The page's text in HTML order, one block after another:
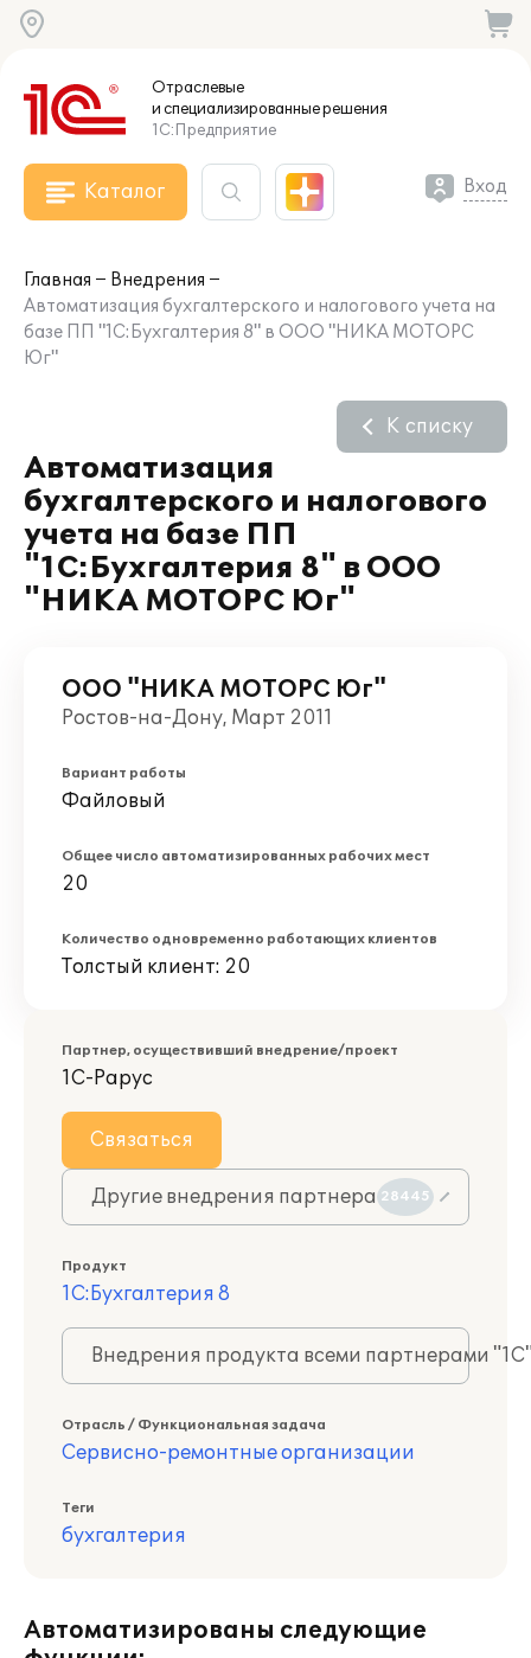
Отраслевые
и специализированныерешения
1С:Предприятие
Каталог Вход
Главная
Внедрения
Автоматизация бухгалтерского и налогового учета на
базе ПП "1С:Бухгалтерия 8" в ООО "НИКА МОТОРС
Юг"
Автоматизация
бухгалтерского и налогового
учета на базе ПП
"1С:Бухгалтерия 8" в ООО
"НИКА МОТОРС Юг"
К списку
ООО "НИКА МОТОРС Юг"
Ростов-на-Дону, Март 2011
Вариант работы
Файловый
Общее число автоматизированных рабочих мест
20
Количество одновременно работающих клиентов
Толстый клиент: 20
Партнер, осуществивший внедрение/проект
1С-Рарус
Связаться
Другие внедрения партнера 28445
Продукт
1С:Бухгалтерия 8
Внедрения продукта всеми партнерами
Отрасль / Функциональная задача
Сервисно-ремонтные организации
Теги
бухгалтерия
Автоматизированы следующие